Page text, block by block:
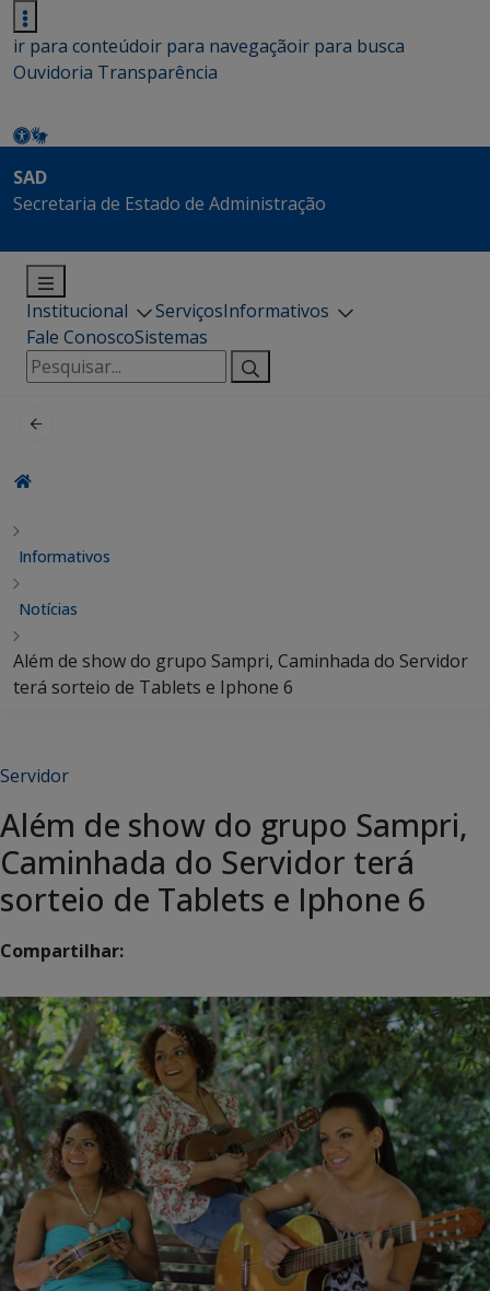
ir para conteúdoir para navegaçãoir para busca
Ouvidoria Transparência
SAD
Secretaria de Estado de Administração
Institucional ServiçosInformativos
Fale ConoscoSistemas
Pesquisar
por:
Informativos
Notícias
Além de show do grupo Sampri, Caminhada do Servidor
terá sorteio de Tablets e Iphone 6
Servidor
Além de show do grupo Sampri,
Caminhada do Servidor terá
sorteio de Tablets e Iphone 6
Compartilhar: